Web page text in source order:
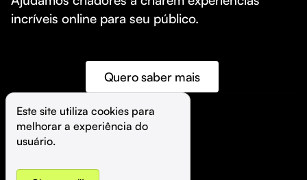
incríveis online para seu público.
Quero saber mais
©️ Hubla Tecnologia Ltda • 2026
Este site utiliza cookies para
melhorar a experiência do
usuário.